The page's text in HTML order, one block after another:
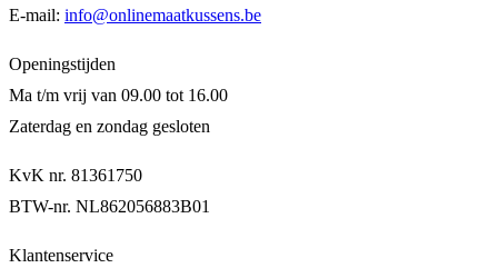
E-mail: info@onlinemaatkussens.be
Openingstijden
Ma t/m vrij van 09.00 tot 16.00
Zaterdag en zondag gesloten
KvK nr. 81361750
BTW-nr. NL862056883B01
Klantenservice